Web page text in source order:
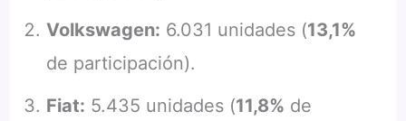
Volkswagen: 6.031 unidades (13,1%
de participación).
Fiat: 5.435 unidades (11,8% de